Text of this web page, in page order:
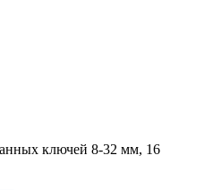
ключей 8-32 мм, 16